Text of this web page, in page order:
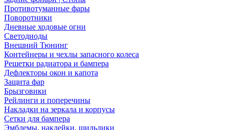
Противотуманные фары
Поворотники
Дневные ходовые огни
Светодиоды
Внешний Тюнинг
Контейнеры и чехлы запасного колеса
Решетки радиатора и бампера
Дефлекторы окон и капота
Защита фар
Брызговики
Рейлинги и поперечины
Накладки на зеркала и корпусы
Сетки для бампера
Эмблемы, наклейки, шильдики